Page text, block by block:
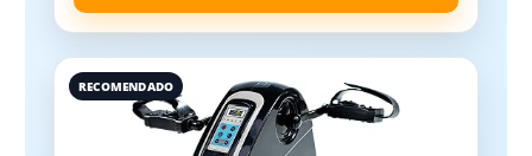
RECOMENDADO